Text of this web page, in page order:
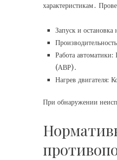
характеристикам․
Запуск и остановка
Работа автоматики:
(АВР)․
Нагрев двигателя:
При обнаружении